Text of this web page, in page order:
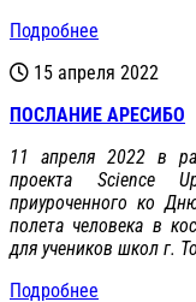
Подробнее
15 апреля 2022
ПОСЛАНИЕ АРЕСИБО
11 апреля 2022 в
проекта Science
приуроченного ко
полета человека в
для учеников школ г.
Подробнее